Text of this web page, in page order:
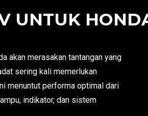
UNTUK
akan merasakan tantangan yang
sering kali memerlukan
menuntut performa optimal dari
indikator, dan sistem